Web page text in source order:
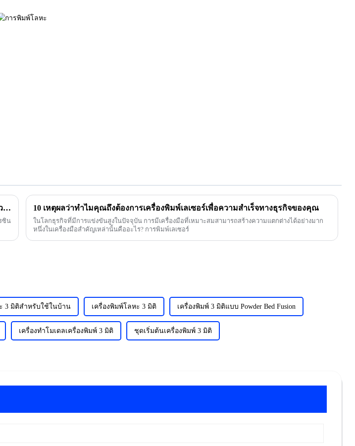
การปลดล็อคคุณภาพ: 7 ปัจจัยสำคัญในการเลือกผู้ผลิตเรซินทันตกรรม 3 มิติที่ดีที่สุดทั่วโลก
ซิน
10 เหตุผลว่าทำไมคุณถึงต้องการเครื่องพิมพ์เลเซอร์เพื่อความสำเร็จทางธุรกิจของคุณ
ในโลกธุรกิจที่มีการแข่งขันสูงในปัจจุบัน การมีเครื่องมือที่เหมาะสมสามารถสร้างความแตกต่างได้อย่างมาก
หนึ่งในเครื่องมือสำคัญเหล่านั้นคืออะไร? การพิมพ์เลเซอร์
3 มิติสำหรับใช้ในบ้าน เครื่องพิมพ์โลหะ 3 มิติ เครื่องพิมพ์ 3 มิติแบบ Powder Bed Fusion
เครื่องทำโมเดลเครื่องพิมพ์ 3 มิติ ชุดเริ่มต้นเครื่องพิมพ์ 3 มิติ